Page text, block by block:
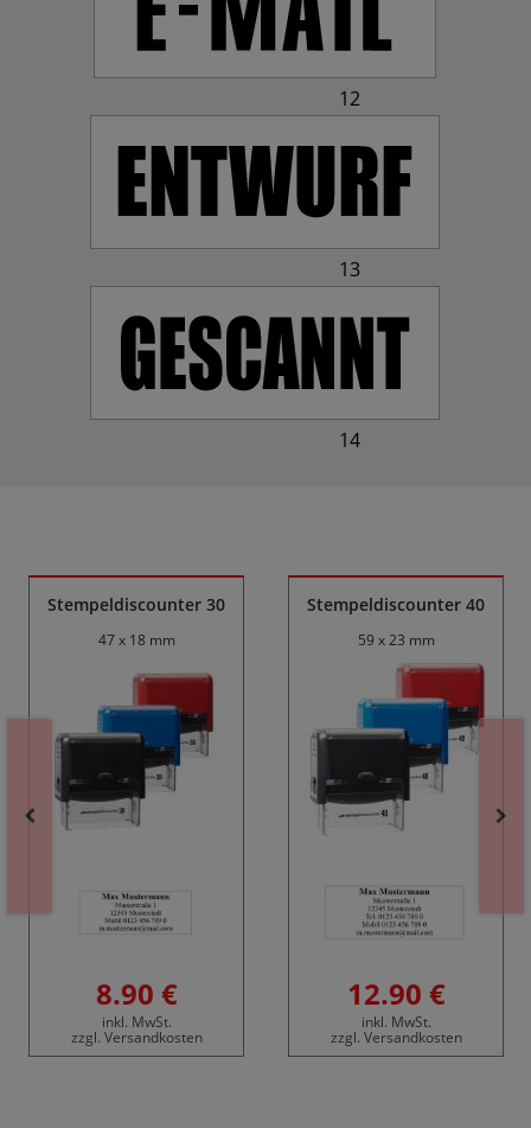
12
13
14
Stempeldiscounter 30
47 x 18 mm
8.90 €
inkl. MwSt.
zzgl. Versandkosten
Stempeldiscounter 40
59 x 23 mm
12.90 €
inkl. MwSt.
zzgl. Versandkosten